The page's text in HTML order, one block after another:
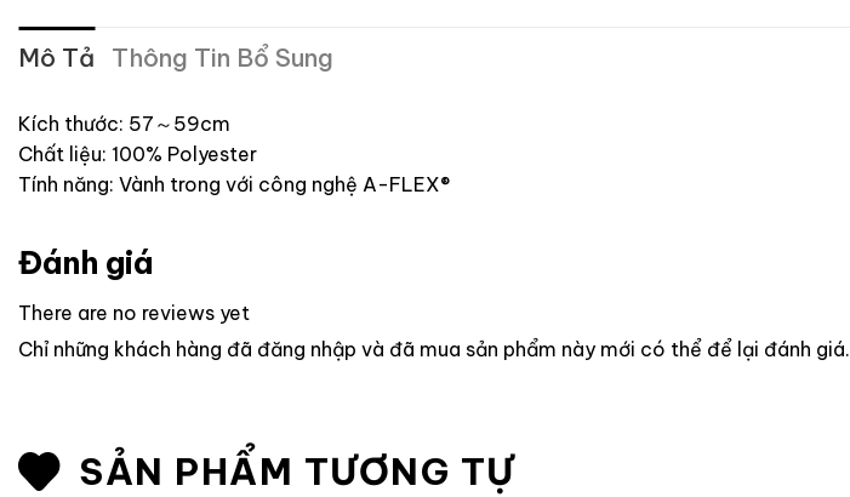
Mô Tả Thông Tin Bổ Sung
Kích thước: 57～59cm
Chất liệu: 100% Polyester
Tính năng: Vành trong với công nghệ A-FLEX®
Đánh giá
There are no reviews yet
Chỉ những khách hàng đã đăng nhập và đã mua sản phẩm này mới có thể để lại đánh giá.
SẢN PHẨM TƯƠNG TỰ